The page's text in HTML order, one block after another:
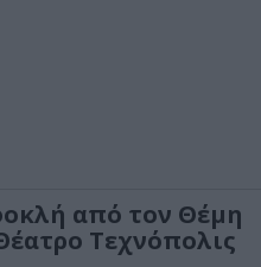
από τον Θέμη
Τεχνόπολις